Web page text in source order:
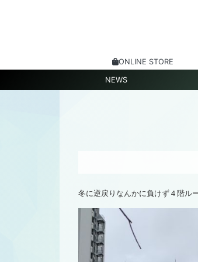
ONLINE STORE
NEWS
冬に逆戻りなんかに負けず４階ル